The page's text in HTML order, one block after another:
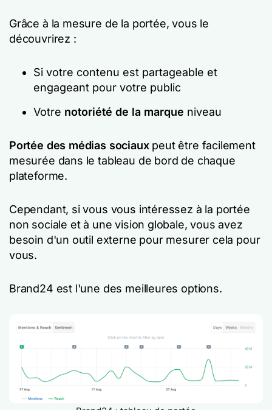
Grâce à la mesure de la portée, vous le
découvrirez :
Si votre contenu est partageable et
engageant pour votre public
Votre notoriété de la marque niveau
Portée des médias sociauxpeut être facilement
mesurée dans le tableau de bord de chaque
plateforme.
Cependant, si vous vous intéressez à la portée
non sociale et à une vision globale, vous avez
besoin d'un outil externe pour mesurer cela pour
vous.
Brand24 est l'une des meilleures options.